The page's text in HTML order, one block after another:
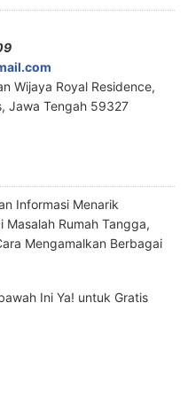
Wijaya Royal Residence,
Jawa Tengah 59327
Informasi Menarik
Rumah Tangga,
Mengamalkan Berbagai
Ini Ya! untuk Gratis